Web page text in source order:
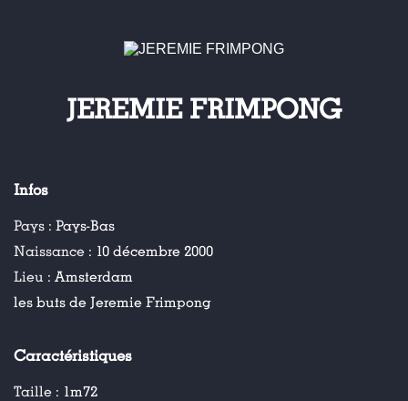
JEREMIE FRIMPONG
Infos
Pays : Pays-Bas
Naissance : 10 décembre 2000
Lieu : Amsterdam
les buts de Jeremie Frimpong
Caractéristiques
Taille : 1m72